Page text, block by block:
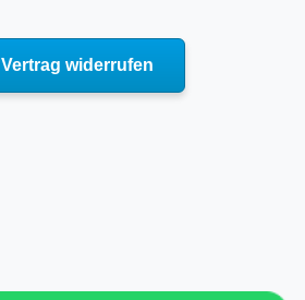
Vertrag widerrufen